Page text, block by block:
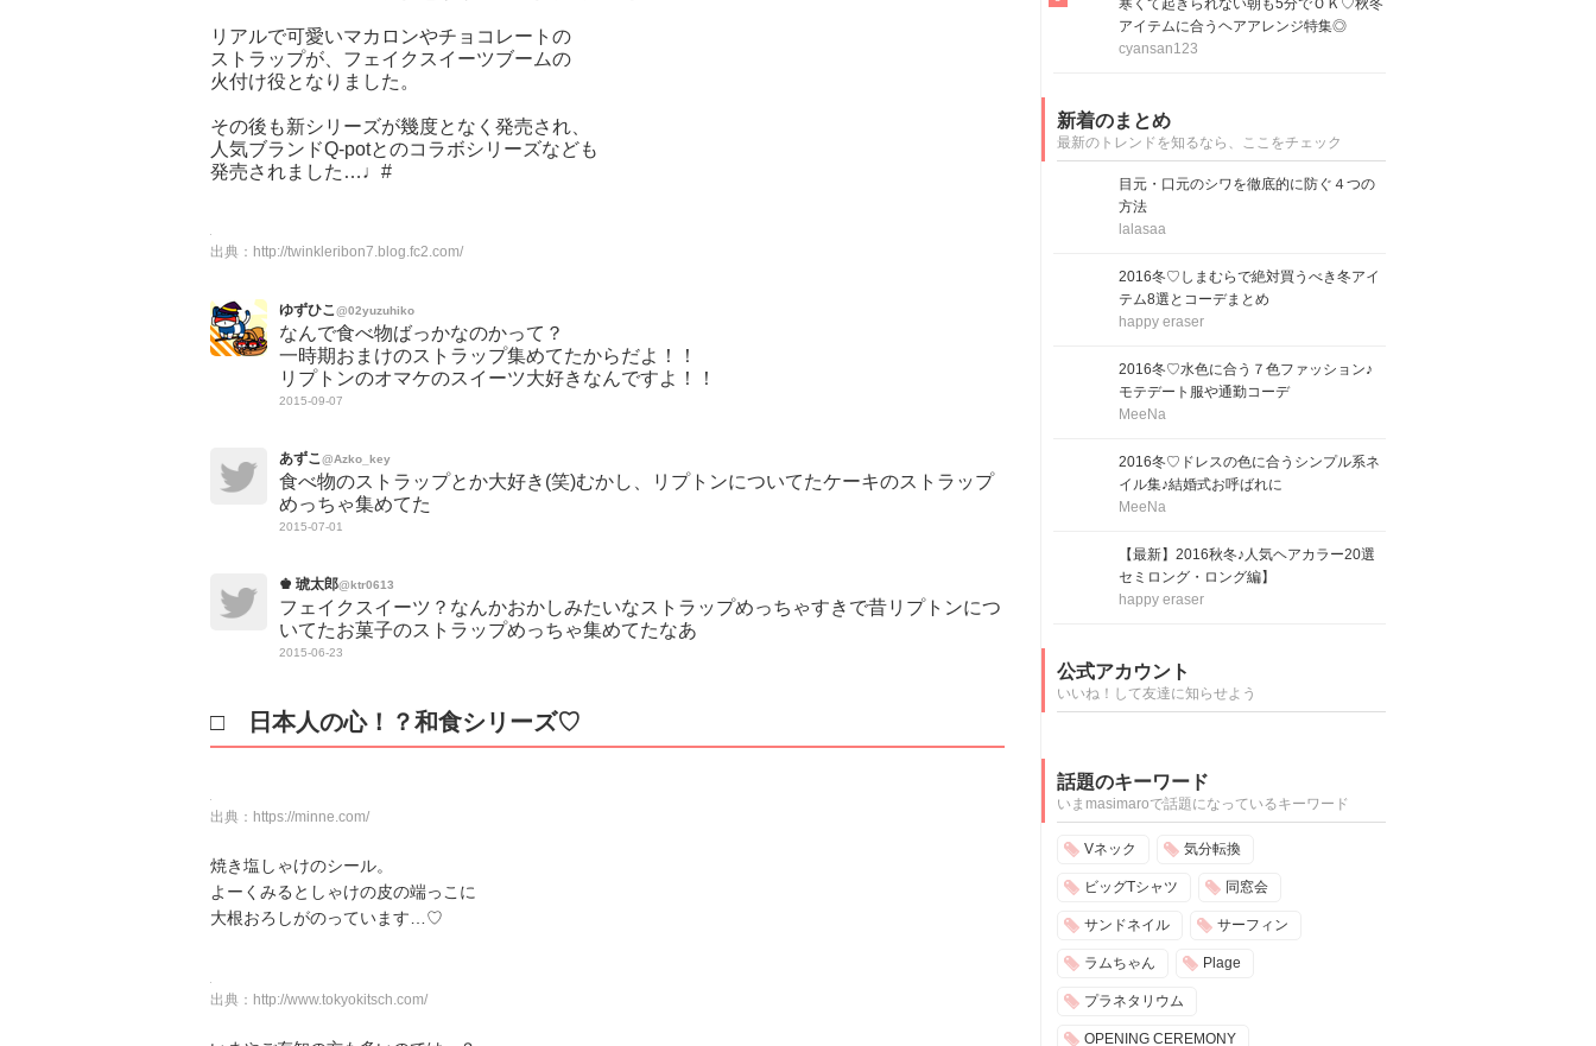
リアルで可愛いマカロンやチョコレートの
ストラップが、フェイクスイーツブームの
火付け役となりました。
その後も新シリーズが幾度となく発売され、
人気ブランドQ-potとのコラボシリーズなども
発売されました…♩#
出典： http://twinkleribon7.blog.fc2.com/
ゆずひこ@02yuzuhiko
なんで食べ物ばっかなのかって？
一時期おまけのストラップ集めてたからだよ！！
リプトンのオマケのスイーツ大好きなんですよ！！
2015-09-07
あずこ@Azko_key
食べ物のストラップとか大好き(笑)むかし、リプトンについてたケーキのストラップ
めっちゃ集めてた
2015-07-01
♚ 琥太郎@ktr0613
フェイクスイーツ？なんかおかしみたいなストラップめっちゃすきで昔リプトンにつ
いてたお菓子のストラップめっちゃ集めてたなあ
2015-06-23
□ 日本人の心！？和食シリーズ♡
出典： https://minne.com/
焼き塩しゃけのシール。
よーくみるとしゃけの皮の端っこに
大根おろしがのっています…♡
出典： http://www.tokyokitsch.com/
寒くて起きられない朝も5分でＯＫ♡秋冬
アイテムに合うヘアアレンジ特集◎
cyansan123
新着のまとめ
最新のトレンドを知るなら、ここをチェック
目元・口元のシワを徹底的に防ぐ４つの
方法
lalasaa
2016冬♡しまむらで絶対買うべき冬アイ
テム8選とコーデまとめ
happy eraser
2016冬♡水色に合う７色ファッション♪
モテデート服や通勤コーデ
MeeNa
2016冬♡ドレスの色に合うシンプル系ネ
イル集♪結婚式お呼ばれに
MeeNa
【最新】2016秋冬♪人気ヘアカラー20選
セミロング・ロング編】
happy eraser
公式アカウント
いいね！して友達に知らせよう
話題のキーワード
いまmasimaroで話題になっているキーワード
Vネック 気分転換
ビッグTシャツ 同窓会
サンドネイル サーフィン
ラムちゃん Plage
プラネタリウム
OPENING CEREMONY